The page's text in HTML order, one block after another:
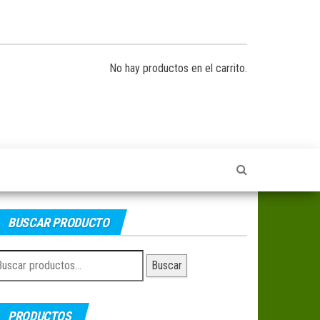
No hay productos en el carrito.
BUSCAR PRODUCTO
Buscar
PRODUCTOS